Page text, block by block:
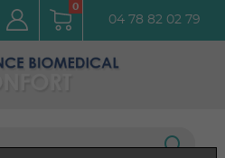
0
04 78 82 02 79